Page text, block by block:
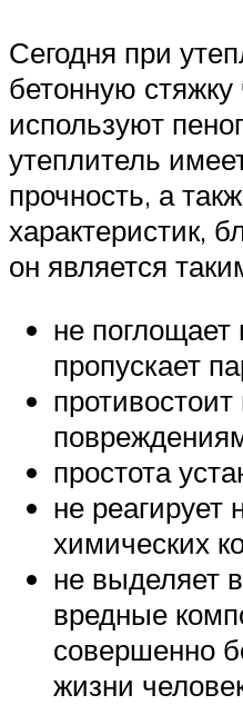
Сегодня при
бетонную
используют
утеплитель
прочность, а
характеристик,
он является
не поглощает
пропускает
простота
не реагирует
химических
не выделяет
вредные
совершенно
жизни